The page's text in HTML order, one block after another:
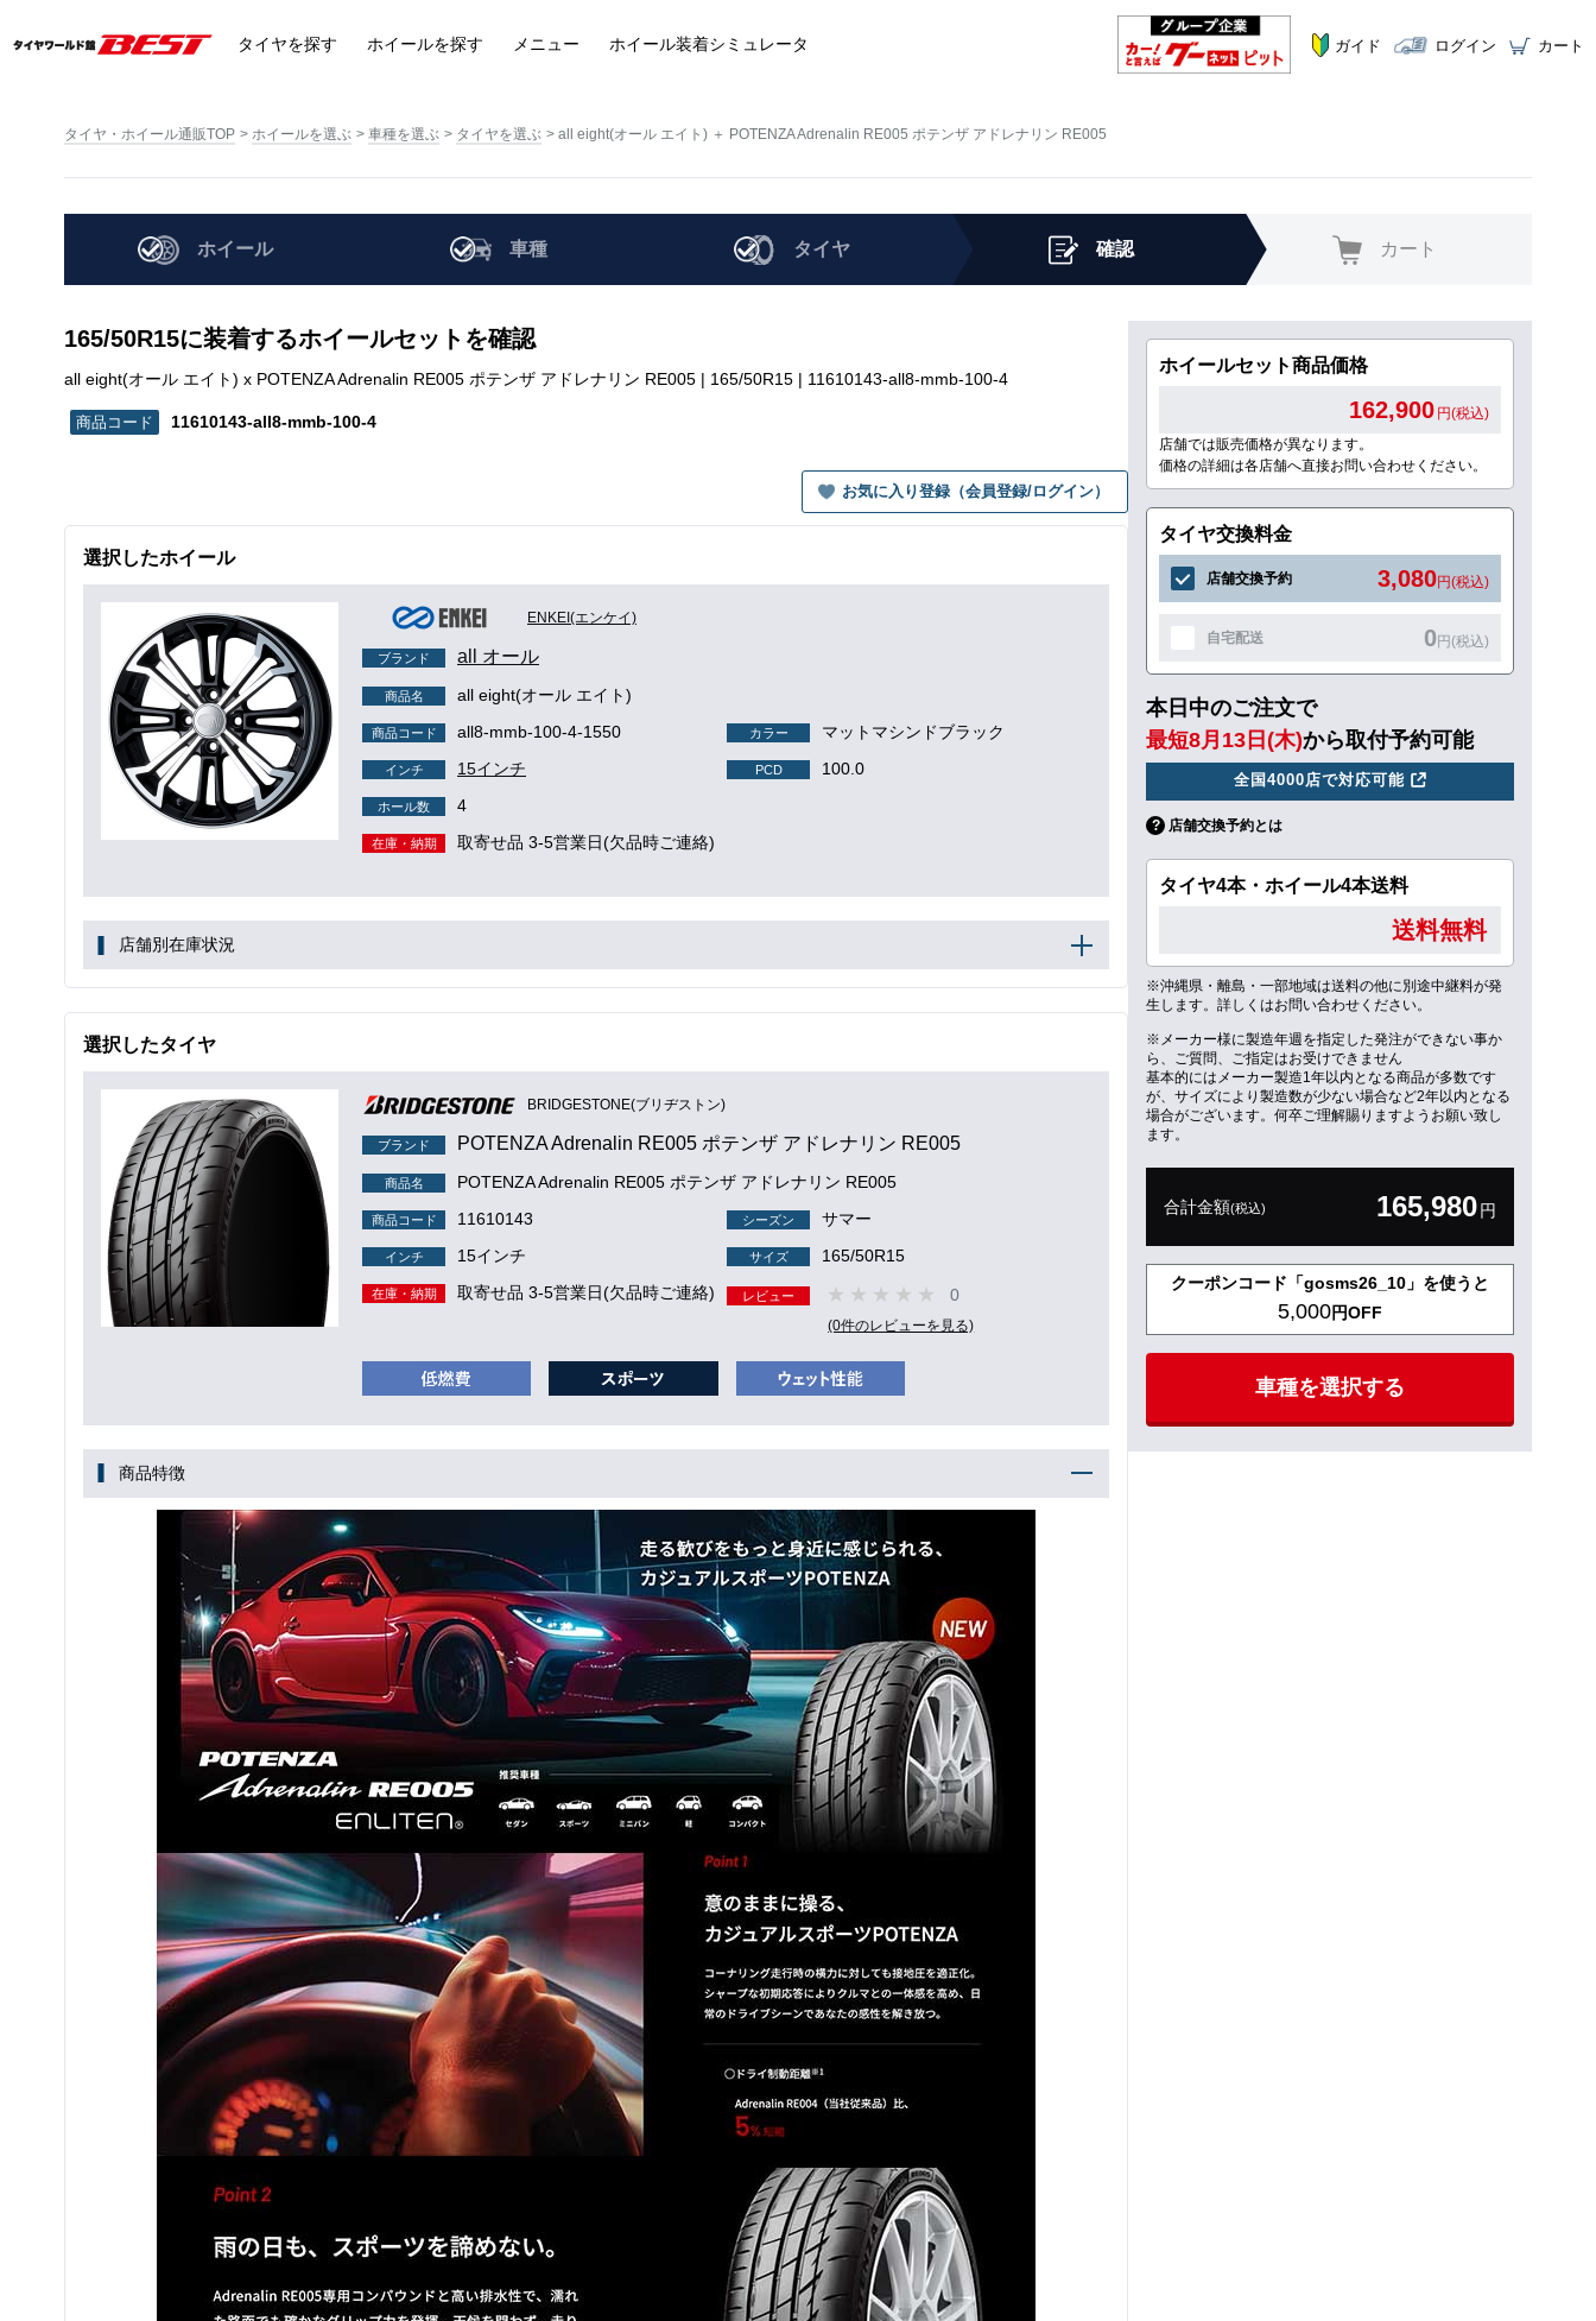
タイヤを探す ホイールを探す メニュー ホイール装着シミュレータ ガイド ログイン カート
タイヤ・ホイール通販TOP ホイールを選ぶ 車種を選ぶ タイヤを選ぶ all eight(オール エイト) ＋ POTENZA Adrenalin RE005 ポテンザ アドレナリン RE005
ホイール 車種 タイヤ 確認 カート
165/50R15に装着するホイールセットを確認
all eight(オール エイト) x POTENZA Adrenalin RE005 ポテンザ アドレナリン RE005 | 165/50R15 | 11610143-all8-mmb-100-4
11610143-all8-mmb-100-4
お気に入り登録（会員登録/ログイン）
選択したホイール
ENKEI(エンケイ)
ブランド all オール
商品名 all eight(オール エイト)
商品コード all8-mmb-100-4-1550 カラー マットマシンドブラック
インチ 15インチ PCD 100.0
ホール数 4
在庫・納期 取寄せ品 3-5営業日(欠品時ご連絡)
店舗別在庫状況
選択したタイヤ
BRIDGESTONE(ブリヂストン)
ブランド POTENZA Adrenalin RE005 ポテンザ アドレナリン RE005
商品名 POTENZA Adrenalin RE005 ポテンザ アドレナリン RE005
商品コード 11610143 シーズン サマー
インチ 15インチ サイズ 165/50R15
在庫・納期 取寄せ品 3-5営業日(欠品時ご連絡) レビュー 0
(0件のレビューを見る)
商品特徴
ホイールセット商品価格
162,900 円(税込)
店舗では販売価格が異なります。
価格の詳細は各店舗へ直接お問い合わせください。
タイヤ交換料金
店舗交換予約 3,080円(税込)
自宅配送 0円(税込)
本日中のご注文で
最短8月13日(木)から取付予約可能
全国4000店で対応可能
店舗交換予約とは
タイヤ4本・ホイール4本送料
送料無料
※沖縄県・離島・一部地域は送料の他に別途中継料が発
生します。詳しくはお問い合わせください。
※メーカー様に製造年週を指定した発注ができない事か
ら、ご質問、ご指定はお受けできません
基本的にはメーカー製造1年以内となる商品が多数です
が、サイズにより製造数が少ない場合など2年以内となる
場合がございます。何卒ご理解賜りますようお願い致し
ます。
合計金額(税込) 165,980円
クーポンコード「gosms26_10」を使うと
5,000円OFF
車種を選択する